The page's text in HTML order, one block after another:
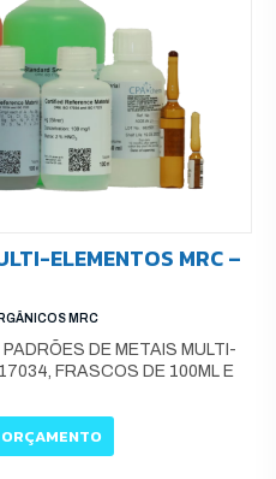
ELEMENTOS MRC –
MRC
DE METAIS MULTI-
FRASCOS DE 100ML E